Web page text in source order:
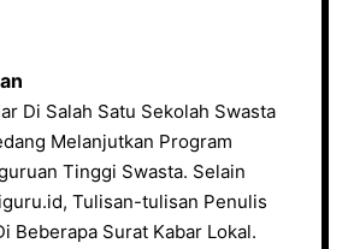
Di Salah Satu Sekolah Swasta
Melanjutkan Program
Tinggi Swasta. Selain
Tulisan-tulisan Penulis
Beberapa Surat Kabar Lokal.